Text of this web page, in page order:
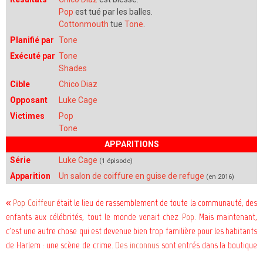
Pop est tué par les balles.
Cottonmouth tue Tone
Planifié par Tone
Exécuté par Tone
Shades
Cible
Chico Diaz
Opposant
Luke Cage
Victimes
Pop
Tone
APPARITIONS
Série
Luke Cage (1 épisode)
Apparition Un salon de coiffure en guise de refuge (en 2016)
« Pop Coiffeurétait le lieu de rassemblement de toute la communauté, des
enfants aux célébrités, tout le monde venait chez Pop. Mais maintenant,
c'est une autre chose qui est devenue bien trop familière pour les habitants
de Harlem : une scène de crime. Des inconnussont entrés dans la boutique